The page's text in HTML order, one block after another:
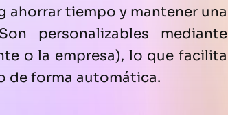
ahorrar tiempo y mantener una
personalizables mediante
o la empresa), lo que facilita
de forma automática.